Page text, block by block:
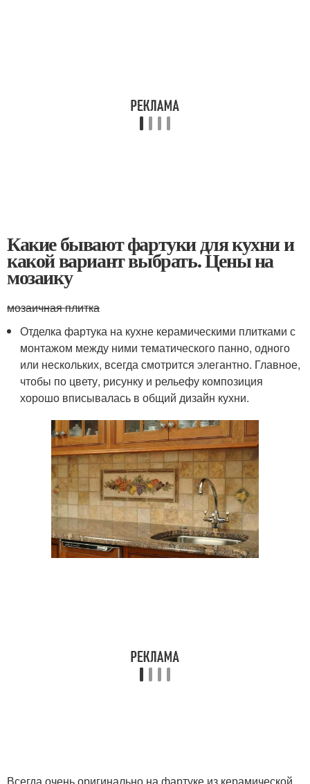
Какие бывают фартуки для кухни и
какой вариант выбрать. Цены на
мозаику
мозаичная плитка
Отделка фартука на кухне керамическими плитками с
монтажом между ними тематического панно, одного
или нескольких, всегда смотрится элегантно. Главное,
чтобы по цвету, рисунку и рельефу композиция
хорошо вписывалась в общий дизайн кухни.